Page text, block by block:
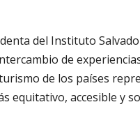
del Instituto
de
de los países
equitativo, accesible y